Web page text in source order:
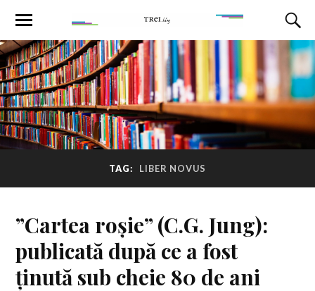
TAG: LIBER NOVUS
”Cartea roșie” (C.G. Jung):
publicată după ce a fost
ținută sub cheie 80 de ani